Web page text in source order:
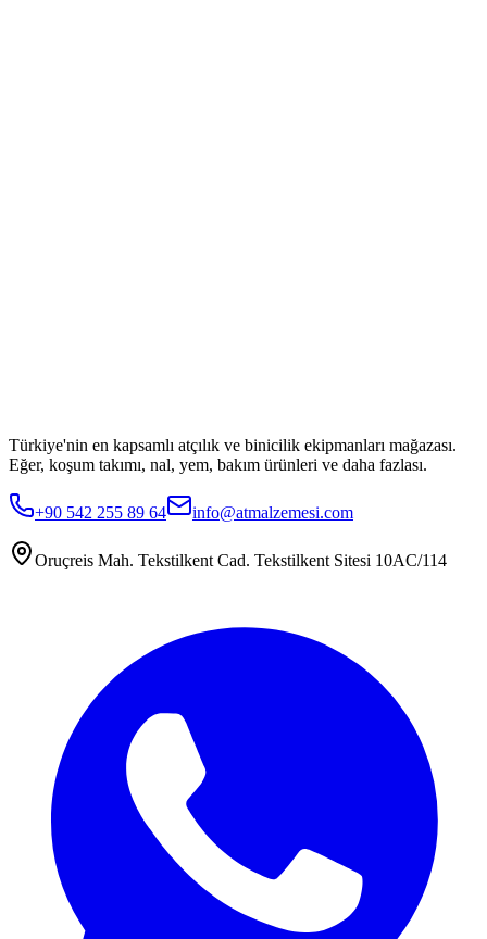
Türkiye'nin en kapsamlı atçılık ve binicilik ekipmanları mağazası.
Eğer, koşum takımı, nal, yem, bakım ürünleri ve daha fazlası.
+90 542 255 89 64 info@atmalzemesi.com
Oruçreis Mah. Tekstilkent Cad. Tekstilkent Sitesi 10AC/114